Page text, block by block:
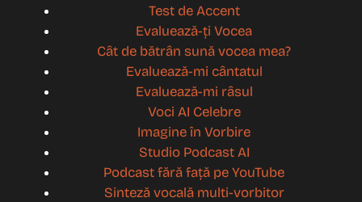
Test de Accent
Evaluează-ți Vocea
Cât de bătrân sună vocea mea?
Evaluează-mi cântatul
Evaluează-mi râsul
Voci AI Celebre
Imagine în Vorbire
Studio Podcast AI
Podcast fără față pe YouTube
Sinteză vocală multi-vorbitor